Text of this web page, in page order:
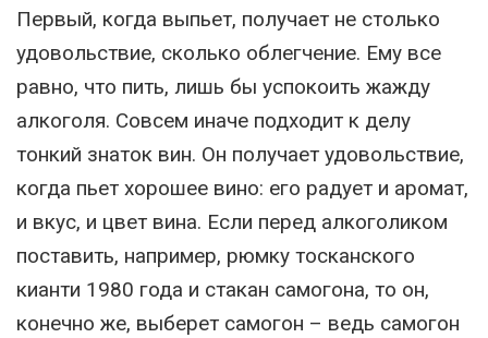
Первый, когда выпьет, получает не столько
удовольствие, сколько облегчение. Ему все
равно, что пить, лишь бы успокоить жажду
алкоголя. Совсем иначе подходит к делу
тонкий знаток вин. Он получает удовольствие,
когда пьет хорошее вино: его радует и аромат,
и вкус, и цвет вина. Если перед алкоголиком
поставить, например, рюмку тосканского
кианти 1980 года и стакан самогона, то он,
конечно же, выберет самогон – ведь самогон